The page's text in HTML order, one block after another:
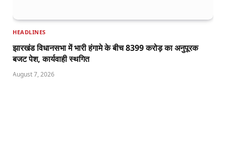
HEADLINES
झारखंड विधानसभा में भारी हंगामे के बीच 8399 करोड़ का अनुपूरक
बजट पेश, कार्यवाही स्थगित
August 7, 2026